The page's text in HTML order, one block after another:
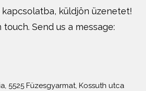
küldjön üzenetet!
Send us a message:
5525 Füzesgyarmat, Kossuth utca